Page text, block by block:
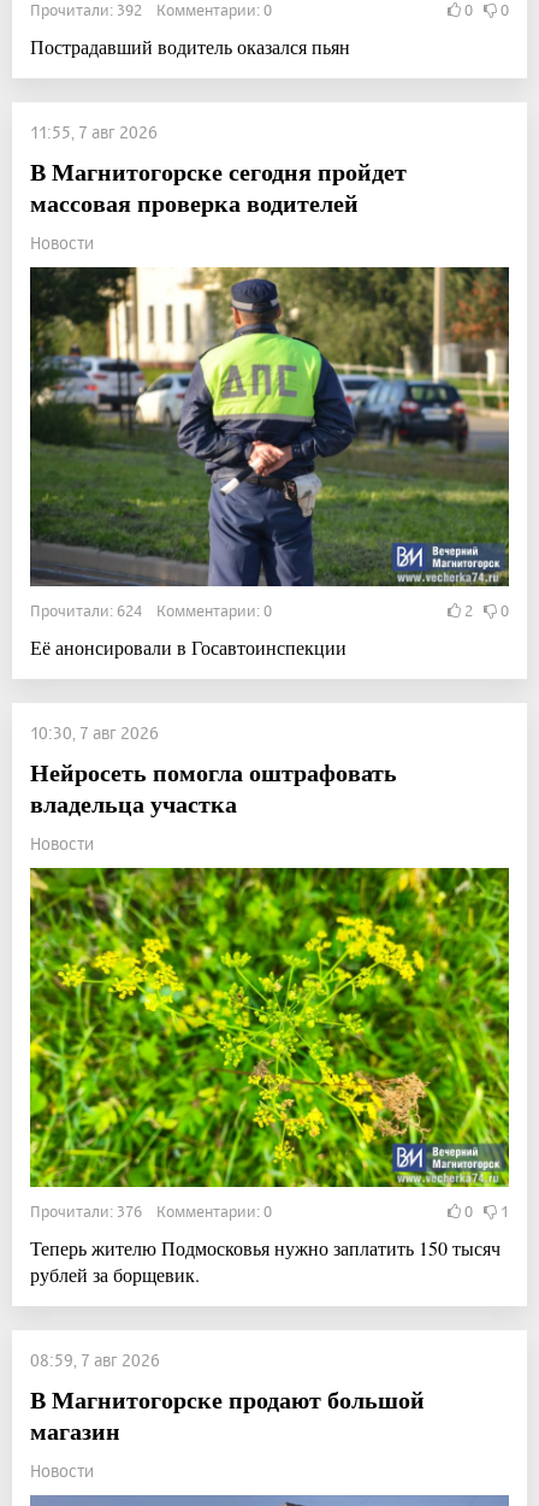
Прочитали: 392 Комментарии: 0 0 0
Пострадавший водитель оказался пьян
11:55, 7 авг 2026
В Магнитогорске сегодня пройдет
массовая проверка водителей
Новости
Прочитали: 624 Комментарии: 0 2 0
Её анонсировали в Госавтоинспекции
10:30, 7 авг 2026
Нейросеть помогла оштрафовать
владельца участка
Новости
Прочитали: 376 Комментарии: 0 0 1
Теперь жителю Подмосковья нужно заплатить 150 тысяч
рублей за борщевик.
08:59, 7 авг 2026
В Магнитогорске продают большой
магазин
Новости